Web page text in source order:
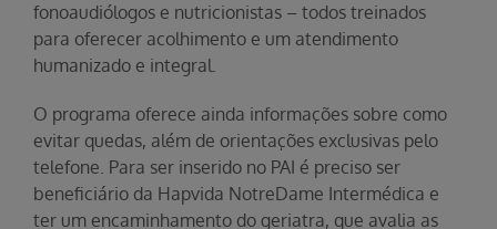
fonoaudiólogos e nutricionistas – todos treinados
para oferecer acolhimento e um atendimento
humanizado e integral.
O programa oferece ainda informações sobre como
evitar quedas, além de orientações exclusivas pelo
telefone. Para ser inserido no PAI é preciso ser
beneficiário da Hapvida NotreDame Intermédica e
ter um encaminhamento do geriatra, que avalia as